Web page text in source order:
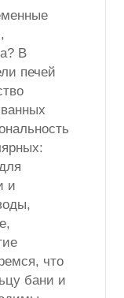
В
печей
и
что
бани и